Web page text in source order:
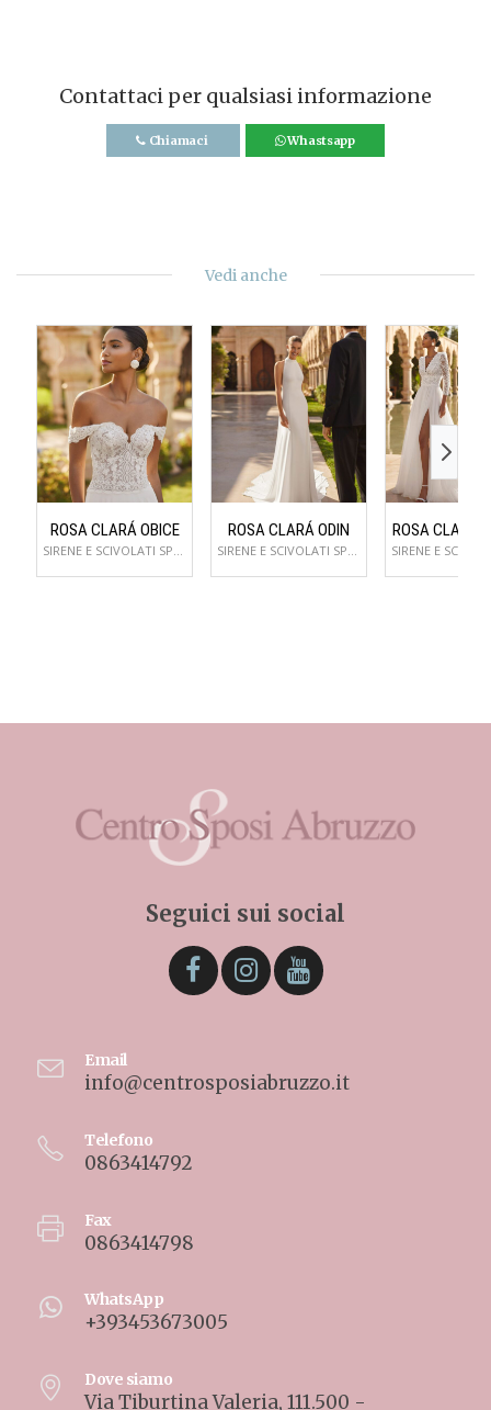
Contattaci per qualsiasi informazione
Chiamaci Whastsapp
Vedi anche
ROSA CLARÁ OBICE
SIRENE E SCIVOLATI SPOSA
ROSA CLARÁ ODIN
SIRENE E SCIVOLATI SPOSA
ROSA CLARÁ
Seguici sui social
Email
info@centrosposiabruzzo.it
Telefono
0863414792
Fax
0863414798
WhatsApp
+393453673005
Dove siamo
Via Tiburtina Valeria, 111.500 -